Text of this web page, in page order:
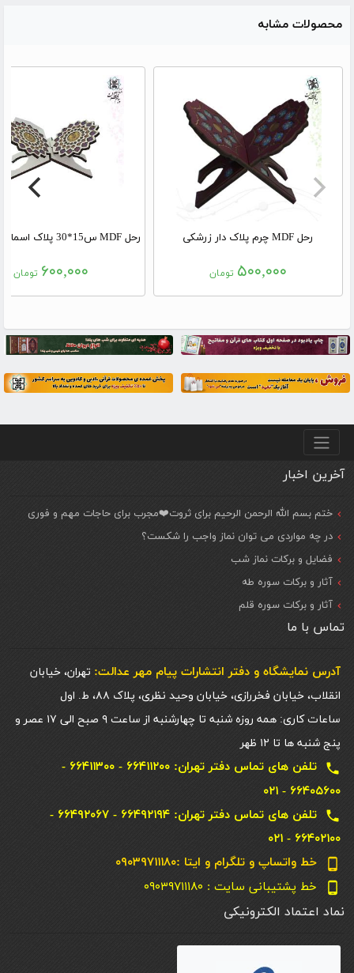
محصولات مشابه
رحل MDF چرم پلاک دار زرشکی
۵۰۰,۰۰۰ تومان ۶۰۰,۰۰۰ تومان
منو پایین
آخرین اخبار
ختم بسم الله الرحمن الرحیم برای ثروت❤️مجرب برای حاجات مهم و فوری
در چه مواردی می توان نماز واجب را شکست؟
فضایل و برکات نماز شب
آثار و برکات سوره طه
آثار و برکات سوره قلم
تماس با ما
آدرس نمایشگاه و دفتر انتشارات پيام مهر عدالت: تهران، خیابان
انقلاب، خیابان فخررازی، خیابان وحید نظری، پلاک ۸۸، ط. اول
ساعات کاری: همه روزه شنبه تا چهارشنبه از ساعت ۹ صبح الی ۱۷ عصر و
پنج شنبه ها تا ۱۲ ظهر
local_phone
تلفن های تماس دفتر تهران: ۶۶۴۱۱۲۰۰ - ۶۶۴۱۱۳۰۰ -
۶۶۴۰۵۶۰۰ - ۰۲۱
local_phone
تلفن های تماس دفتر تهران: ۶۶۴۹۲۱۹۴ - ۶۶۴۹۲۰۶۷ -
۶۶۴۰۲۱۰۰ - ۰۲۱
phone_android خط واتساپ و تلگرام و ایتا :۰۹۰۳۹۷۱۱۱۸۰
phone_android خط پشتیبانی سایت : ۰۹۰۳۹۷۱۱۱۸۰
نماد اعتماد الکترونیکی